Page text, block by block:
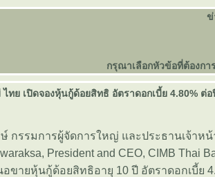
ข่
กรุณาเลือกหัวข้อที่ต้องกา
ไทย เปิดจองหุ้นกู้ด้อยสิทธิ อัตราดอกเบี้ย 4.80% ต่
กรรมการผู้จัดการใหญ่ และประธานเจ้าห
President and CEO, CIMB Thai
อขายหุ้นกู้ด้อยสิทธิอายุ 10 ปี อัตราดอกเบี้ย